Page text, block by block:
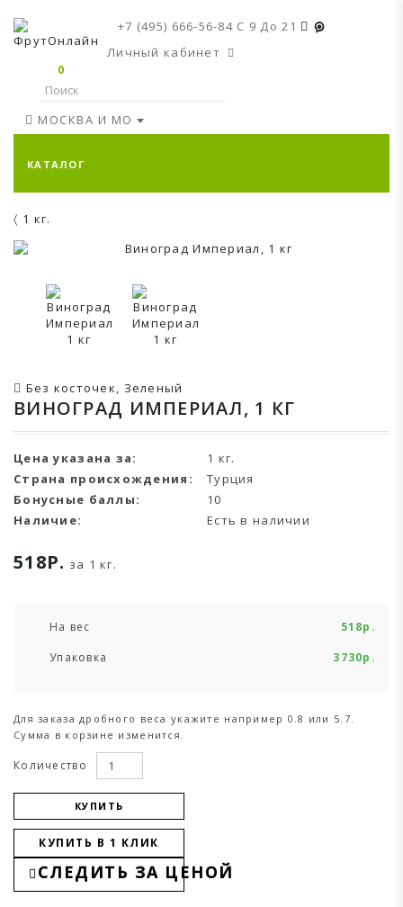
+7 (495) 666-56-84 C 9 До 21
Личный кабинет
0
МОСКВА И МО
КАТАЛОГ
1 кг.
Без косточек, Зеленый
ВИНОГРАД ИМПЕРИАЛ, 1 КГ
Цена указана за:
1 кг.
Страна происхождения:
Турция
Бонусные баллы:
10
Наличие:
Есть в наличии
518Р. за 1 кг.
На вес
518р.
Упаковка
3730р.
Для заказа дробного веса укажите например 0.8 или 5.7.
Сумма в корзине изменится.
Количество
КУПИТЬ
КУПИТЬ В 1 КЛИК
СЛЕДИТЬ ЗА ЦЕНОЙ